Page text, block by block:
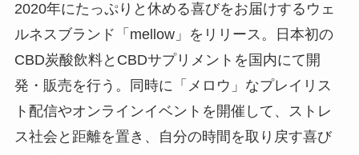
2020年にたっぷりと休める喜びをお届けするウェ
ルネスブランド「mellow」をリリース。日本初の
CBD炭酸飲料とCBDサプリメントを国内にて開
発・販売を行う。同時に「メロウ」なプレイリス
ト配信やオンラインイベントを開催して、ストレ
ス社会と距離を置き、自分の時間を取り戻す喜び